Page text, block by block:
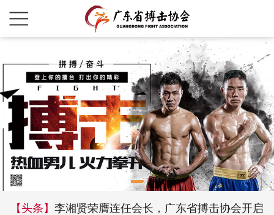
【头条】 李湘贤荣膺连任会长，广东省搏击协会开启